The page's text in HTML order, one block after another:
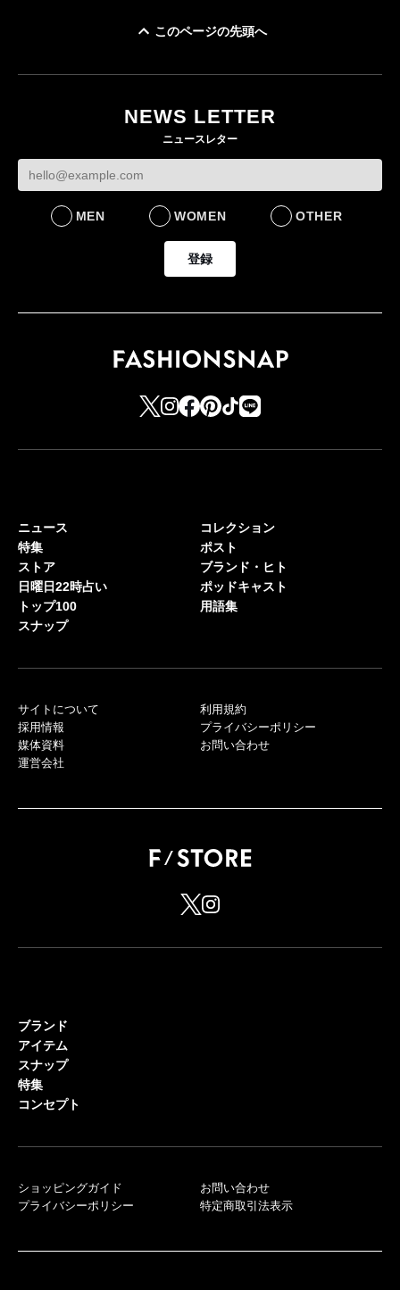
このページの先頭へ
NEWS LETTER
ニュースレター
MEN WOMEN OTHER
登録
ニュース
特集
ストア
日曜日22時占い
トップ100
スナップ
コレクション
ポスト
ブランド・ヒト
ポッドキャスト
用語集
サイトについて
採用情報
媒体資料
運営会社
利用規約
プライバシーポリシー
お問い合わせ
ブランド
アイテム
スナップ
特集
コンセプト
ショッピングガイド
プライバシーポリシー
お問い合わせ
特定商取引法表示